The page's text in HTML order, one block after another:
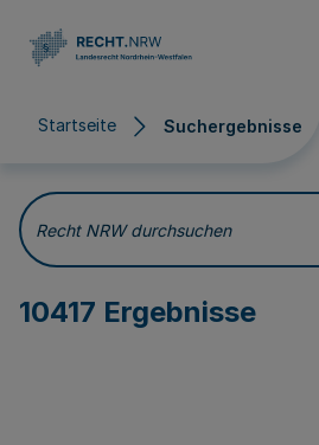
Startseite Suchergebnisse
Suchergebnisse
Recht NRW durchsuchen
10417 Ergebnisse